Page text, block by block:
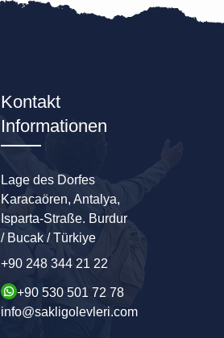
Kontakt
Informationen
Lage des Dorfes
Karacaören, Antalya,
Isparta-Straße. Burdur
/ Bucak / Türkiye
+90 248 344 21 22
+90 530 501 72 78
info@sakligolevleri.com